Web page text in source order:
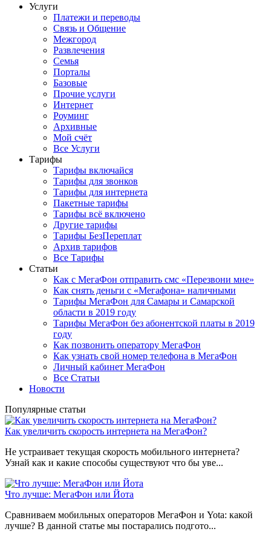
Услуги
Платежи и переводы
Связь и Общение
Межгород
Развлечения
Семья
Порталы
Базовые
Прочие услуги
Интернет
Роуминг
Архивные
Мой счёт
Все Услуги
Тарифы
Тарифы включайся
Тарифы для звонков
Тарифы для интернета
Пакетные тарифы
Тарифы всё включено
Другие тарифы
Тарифы БезПереплат
Архив тарифов
Все Тарифы
Статьи
Как с МегаФон отправить смс «Перезвони мне»
Как снять деньги с «Мегафона» наличными
Тарифы МегаФон для Самары и Самарской
области в 2019 году
Тарифы МегаФон без абонентской платы в 2019
году
Как позвонить оператору МегаФон
Как узнать свой номер телефона в МегаФон
Личный кабинет МегаФон
Все Статьи
Новости
Популярные статьи
Как увеличить скорость интернета на МегаФон?
Не устраивает текущая скорость мобильного интернета?
Узнай как и какие способы существуют что бы уве...
Что лучше: МегаФон или Йота
Сравниваем мобильных операторов МегаФон и Yota: какой
лучше? В данной статье мы постарались подгото...